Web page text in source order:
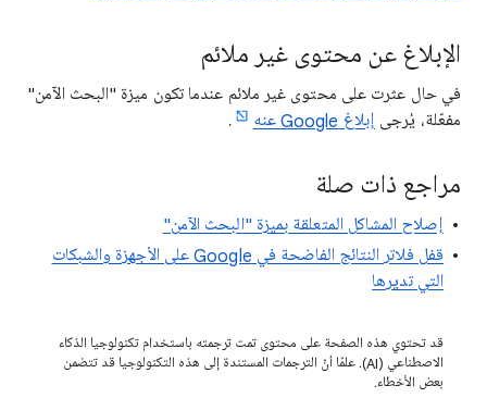
الإبلاغ عن محتوى غير ملائم
في حال عثرت على محتوى غير ملائم عندما تكون ميزة "البحث الآمن"
مفعّلة، يُرجى إبلاغ Google عنه .
مراجع ذات صلة
إصلاح المشاكل المتعلقة بميزة "البحث الآمن"
قفل فلاتر النتائج الفاضحة في Google على الأجهزة والشبكات
التي تديرها
قد تحتوي هذه الصفحة على محتوى تمت ترجمته باستخدام تكنولوجيا الذكاء
الاصطناعي (AI). علمًا أنّ الترجمات المستندة إلى هذه التكنولوجيا قد تتضمن
بعض الأخطاء.